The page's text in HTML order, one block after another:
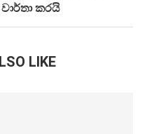
කරයි
LIKE